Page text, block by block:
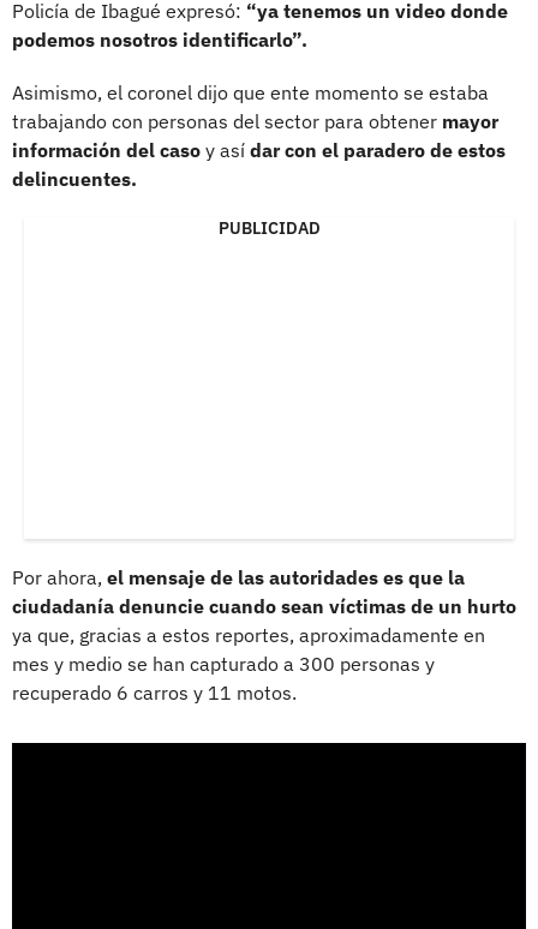
Policía de Ibagué expresó: “ya tenemos un video donde
podemos nosotros identificarlo”.
Asimismo, el coronel dijo que ente momento se estaba
trabajando con personas del sector para obtener mayor
información del caso y así dar con el paradero de estos
delincuentes.
PUBLICIDAD
Por ahora, el mensaje de las autoridades es que la
ciudadanía denuncie cuando sean víctimas de un hurto
ya que, gracias a estos reportes, aproximadamente en
mes y medio se han capturado a 300 personas y
recuperado 6 carros y 11 motos.